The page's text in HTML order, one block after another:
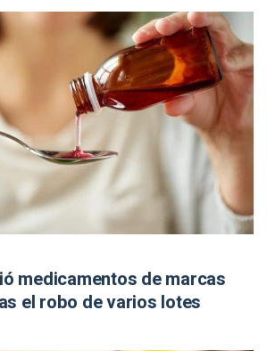
medicamentos de marcas
el robo de varios lotes